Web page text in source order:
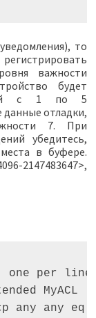
то
важности
будет
с 1 по 5
отладки,
7. При
убедитесь,
в буфере.
2147483647>,
one per
MyACL
any any